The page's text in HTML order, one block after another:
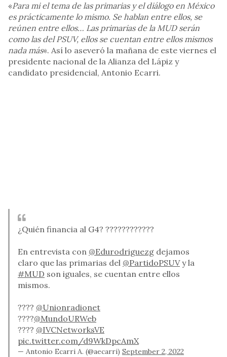
«Para mi el tema de las primarias y el diálogo en México
es prácticamente lo mismo. Se hablan entre ellos, se
reúnen entre ellos… Las primarias de la MUD serán
como las del PSUV, ellos se cuentan entre ellos mismos
nada más«. Así lo aseveró la mañana de este viernes el
presidente nacional de la Alianza del Lápiz y
candidato presidencial, Antonio Ecarri.
¿Quién financia al G4? ????????????
En entrevista con @Edurodriguezg dejamos
claro que las primarias del @PartidoPSUVy la
#MUD son iguales, se cuentan entre ellos
mismos.
???? @Unionradionet
????@MundoURWeb
???? @IVCNetworksVE
pic.twitter.com/d9WkDpcAmX
— Antonio Ecarri A. (@aecarri) September 2, 2022